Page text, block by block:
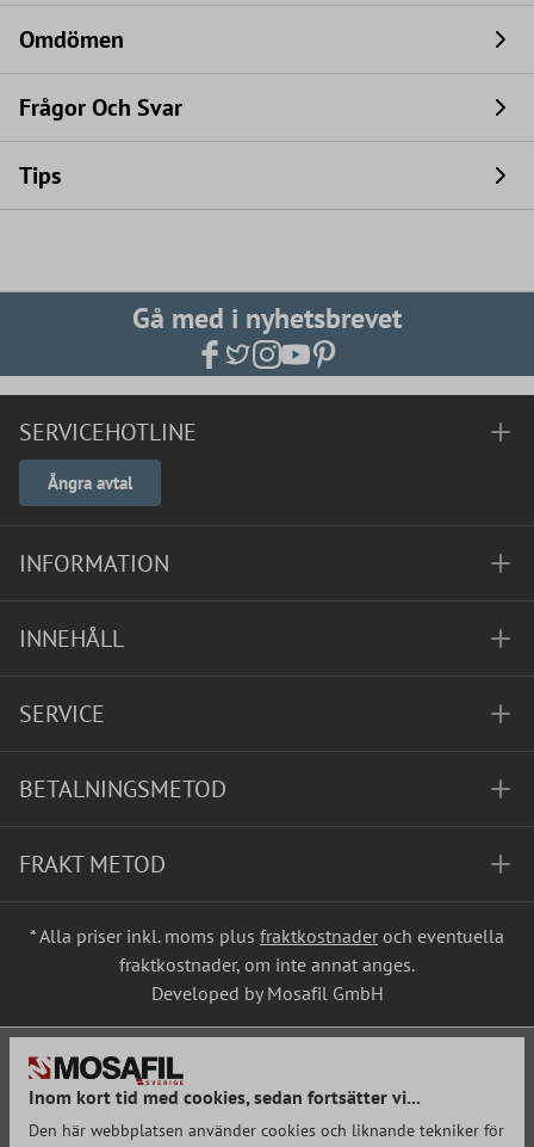
Omdömen
Frågor Och Svar
Tips
Gå med i nyhetsbrevet
SERVICEHOTLINE
Ångra avtal
INFORMATION
INNEHÅLL
SERVICE
BETALNINGSMETOD
FRAKT METOD
* Alla priser inkl. moms plus fraktkostnader och eventuella
fraktkostnader, om inte annat anges.
Developed by Mosafil GmbH
Inom kort tid med cookies, sedan fortsätter vi...
Den här webbplatsen använder cookies och liknande tekniker för